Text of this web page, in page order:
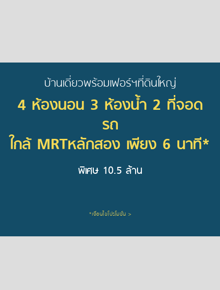
บ้านเดี่ยวพร้อมเฟอร์ฯที่ดินใหญ่
4 ห้องนอน 3 ห้องน้ำ 2 ที่จอด
รถ
ใกล้ MRTหลักสอง เพียง 6 นาที*
พิเศษ 10.5 ล้าน
*เงื่อนไขโปรโมชั่น >